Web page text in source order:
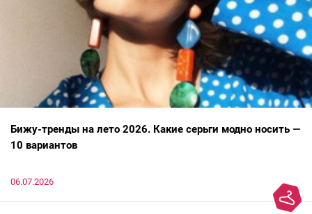
Бижу-тренды на лето 2026. Какие серьги модно носить —
10 вариантов
06.07.2026